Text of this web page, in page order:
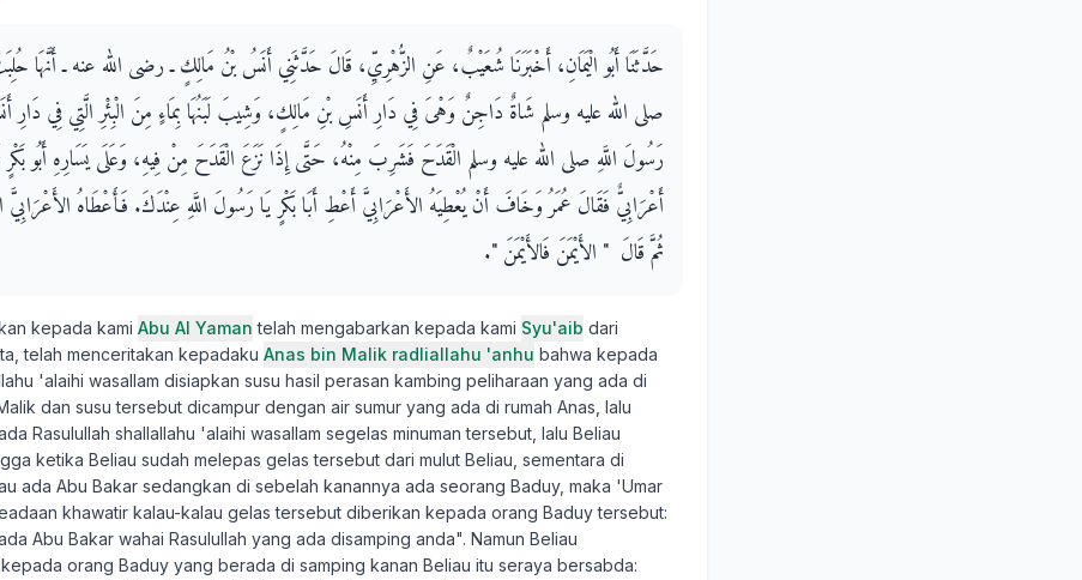
حَدَّثَنَا أَبُو الْيَمَانِ، أَخْبَرَنَا شُعَيْبٌ، عَنِ الزُّهْرِيِّ، قَالَ حَدَّثَنِي أَنَسُ بْنُ مَالِكٍ ـ رضى الله عنه ـ أَنَّهَا
صلى الله عليه وسلم شَاةٌ دَاجِنٌ وَهْىَ فِي دَارِ أَنَسِ بْنِ مَالِكٍ، وَشِيبَ لَبَنُهَا بِمَاءٍ مِنَ الْبِئْرِ الَّتِي فِي
رَسُولَ اللَّهِ صلى الله عليه وسلم الْقَدَحَ فَشَرِبَ مِنْهُ، حَتَّى إِذَا نَزَعَ الْقَدَحَ مِنْ فِيهِ، وَعَلَى يَسَارِهِ أَبُو بَكْرٍ
أَعْرَابِيٌّ فَقَالَ عُمَرُ وَخَافَ أَنْ يُعْطِيَهُ الأَعْرَابِيَّ أَعْطِ أَبَا بَكْرٍ يَا رَسُولَ اللَّهِ عِنْدَكَ‏.‏ فَأَعْطَاهُ الأَعْرَابِيَّ
ثُمَّ قَالَ ‏ "‏ الأَيْمَنَ فَالأَيْمَنَ ‏"‏‏.‏
kepada kami Abu Al Yaman telah mengabarkan kepada kami Syu'aib dari
telah menceritakan kepadaku Anas bin Malik radliallahu 'anhu bahwa kepada
'alaihi wasallam disiapkan susu hasil perasan kambing peliharaan yang ada di
dan susu tersebut dicampur dengan air sumur yang ada di rumah Anas, lalu
Rasulullah shallallahu 'alaihi wasallam segelas minuman tersebut, lalu Beliau
ketika Beliau sudah melepas gelas tersebut dari mulut Beliau, sementara di
ada Abu Bakar sedangkan di sebelah kanannya ada seorang Baduy, maka 'Umar
khawatir kalau-kalau gelas tersebut diberikan kepada orang Baduy tersebut:
Abu Bakar wahai Rasulullah yang ada disamping anda". Namun Beliau
orang Baduy yang berada di samping kanan Beliau itu seraya bersabda: